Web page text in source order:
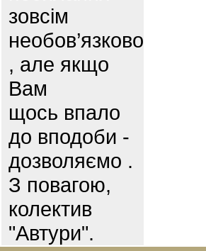
зовсім
необов’язково
, але якщо
Вам
щось впало
до вподоби -
дозволяємо .
З повагою,
колектив
"Автури".